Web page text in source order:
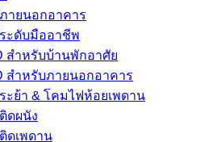
ายนอกอาคาร
ะดับมืออาชีพ
สำหรับบ้านพักอาศัย
สำหรับภายนอกอาคาร
ะย้า & โคมไฟห้อยเพดาน
ดผนัง
ดเพดาน